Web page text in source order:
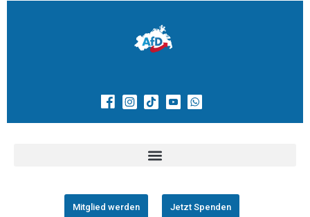
Mitglied werden Jetzt Spenden